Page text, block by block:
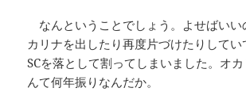
なんということでしょう。よせばいい
カリナを出したり再度片づけたりして
SCを落として割ってしまいました。オ
んて何年振りなんだか。